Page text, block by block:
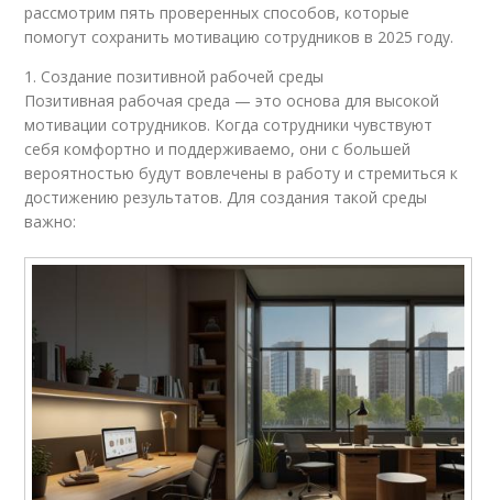
рассмотрим пять проверенных способов, которые
помогут сохранить мотивацию сотрудников в 2025 году.
1. Создание позитивной рабочей среды
Позитивная рабочая среда — это основа для высокой
мотивации сотрудников. Когда сотрудники чувствуют
себя комфортно и поддерживаемо, они с большей
вероятностью будут вовлечены в работу и стремиться к
достижению результатов. Для создания такой среды
важно: